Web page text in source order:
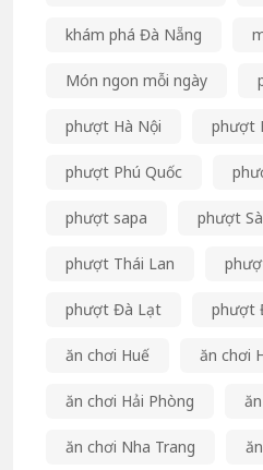
khám phá Đà Nẵng
Món ngon mỗi ngày
phượt Hà Nội phượt
phượt Phú Quốc
phượt sapa phượt
phượt Thái Lan
phượt Đà Lạt phượt
ăn chơi Huế ăn chơi
ăn chơi Hải Phòng
ăn chơi Nha Trang